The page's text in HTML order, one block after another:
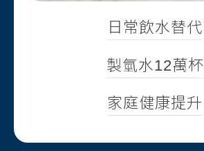
日常飲水替代
製氫水12萬杯
家庭健康提升